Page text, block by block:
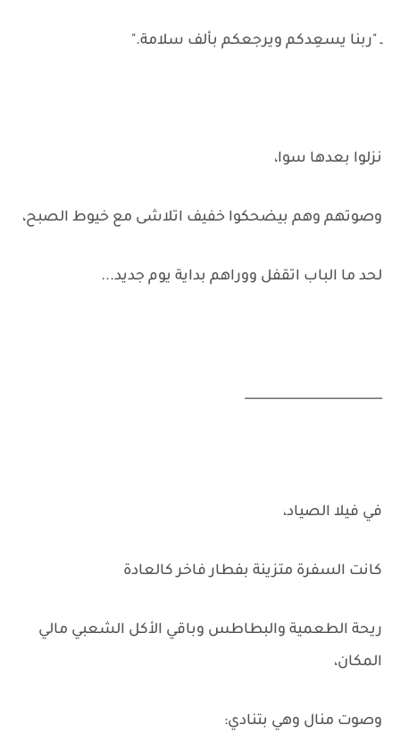
ـ "ربنا يسعِدكم ويرجعكم بألف سلامة."
نزلوا بعدها سوا،
وصوتهم وهم بيضحكوا خفيف اتلاشى مع خيوط الصبح،
لحد ما الباب اتقفل ووراهم بداية يوم جديد...
______________________
في فيلا الصياد،
كانت السفرة متزينة بفطار فاخر كالعادة
ريحة الطعمية والبطاطس وباقي الأكل الشعبي مالي
المكان،
وصوت منال وهي بتنادي: